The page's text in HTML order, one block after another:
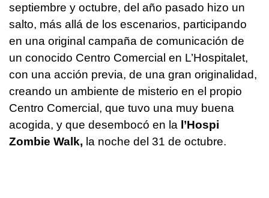
septiembre y octubre, del año pasado hizo un
salto, más allá de los escenarios, participando
en una original campaña de comunicación de
un conocido Centro Comercial en L’Hospitalet,
con una acción previa, de una gran originalidad,
creando un ambiente de misterio en el propio
Centro Comercial, que tuvo una muy buena
acogida, y que desembocó en la l’Hospi
Zombie Walk, la noche del 31 de octubre.